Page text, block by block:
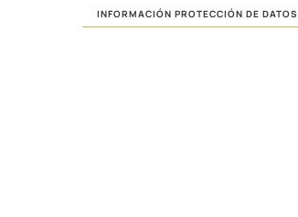
INFORMACIÓN PROTECCIÓN DE DATOS